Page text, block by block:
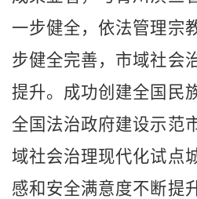
一步健全，依法管理宗
步健全完善，市域社会
提升。成功创建全国民
全国法治政府建设示范
域社会治理现代化试点
感和安全满意度不断提